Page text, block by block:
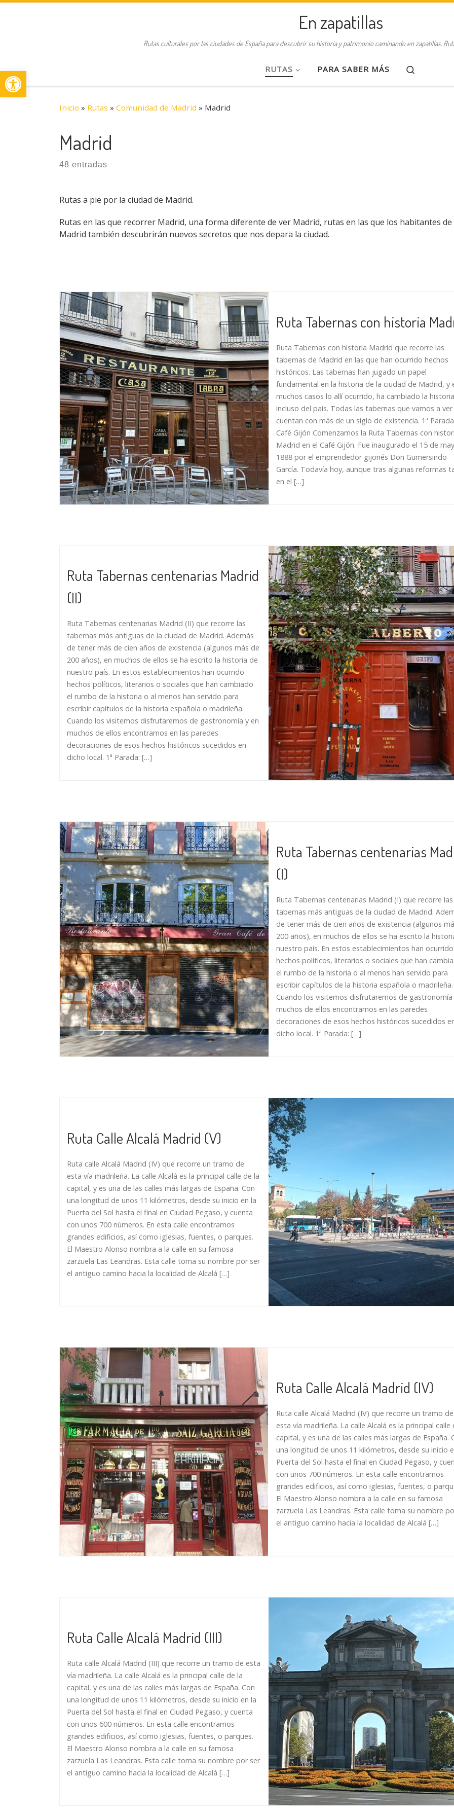
Abrir barra de herramientas
En zapatillas
Rutas culturales por las ciudades de España para descubrir su historia y patrimonio caminando en zapatillas.
RUTAS PARA SABER MÁS
Inicio » Rutas » Comunidad de Madrid » Madrid
Madrid
48 entradas
Rutas a pie por la ciudad de Madrid.
Rutas en las que recorrer Madrid, una forma diferente de ver Madrid, rutas en las que los habitantes de
Madrid también descubrirán nuevos secretos que nos depara la ciudad.
Ruta Tabernas con historia
Ruta Tabernas con historia Madrid que recorre las
tabernas de Madrid en las que han ocurrido hechos
históricos. Las tabernas han jugado un papel
fundamental en la historia de la ciudad de Madrid, y
muchos casos lo allí ocurrido, ha cambiado la historia
incluso del país. Todas las tabernas que vamos a ver
cuentan con más de un siglo de existencia. 1ª
Café Gijón Comenzamos la Ruta Tabernas con
Madrid en el Café Gijón. Fue inaugurado el 15 de
1888 por el emprendedor gijonés Don Gumersindo
García. Todavía hoy, aunque tras algunas reformas
en el […]
Ruta Tabernas centenarias Madrid
(II)
Ruta Tabernas centenarias Madrid (II) que recorre las
tabernas más antiguas de la ciudad de Madrid. Además
de tener más de cien años de existencia (algunos más de
200 años), en muchos de ellos se ha escrito la historia de
nuestro país. En estos establecimientos han ocurrido
hechos políticos, literarios o sociales que han cambiado
el rumbo de la historia o al menos han servido para
escribir capítulos de la historia española o madrileña.
Cuando los visitemos disfrutaremos de gastronomía y en
muchos de ellos encontramos en las paredes
decoraciones de esos hechos históricos sucedidos en
dicho local. 1ª Parada: […]
Ruta Tabernas centenarias
(I)
Ruta Tabernas centenarias Madrid (I) que recorre las
tabernas más antiguas de la ciudad de Madrid.
de tener más de cien años de existencia (algunos
200 años), en muchos de ellos se ha escrito la
nuestro país. En estos establecimientos han ocurrido
hechos políticos, literarios o sociales que han
el rumbo de la historia o al menos han servido para
escribir capítulos de la historia española o madrileña.
Cuando los visitemos disfrutaremos de gastronomía
muchos de ellos encontramos en las paredes
decoraciones de esos hechos históricos sucedidos
dicho local. 1ª Parada: […]
Ruta Calle Alcalá Madrid (V)
Ruta calle Alcalá Madrid (IV) que recorre un tramo de
esta vía madrileña. La calle Alcalá es la principal calle de la
capital, y es una de las calles más largas de España. Con
una longitud de unos 11 kilómetros, desde su inicio en la
Puerta del Sol hasta el final en Ciudad Pegaso, y cuenta
con unos 700 números. En esta calle encontramos
grandes edificios, así como iglesias, fuentes, o parques.
El Maestro Alonso nombra a la calle en su famosa
zarzuela Las Leandras. Esta calle toma su nombre por ser
el antiguo camino hacia la localidad de Alcalá […]
Ruta Calle Alcalá Madrid (IV)
Ruta calle Alcalá Madrid (IV) que recorre un tramo de
esta vía madrileña. La calle Alcalá es la principal calle
capital, y es una de las calles más largas de España.
una longitud de unos 11 kilómetros, desde su inicio
Puerta del Sol hasta el final en Ciudad Pegaso, y
con unos 700 números. En esta calle encontramos
grandes edificios, así como iglesias, fuentes, o
El Maestro Alonso nombra a la calle en su famosa
zarzuela Las Leandras. Esta calle toma su nombre
el antiguo camino hacia la localidad de Alcalá […]
Ruta Calle Alcalá Madrid (III)
Ruta calle Alcalá Madrid (III) que recorre un tramo de esta
vía madrileña. La calle Alcalá es la principal calle de la
capital, y es una de las calles más largas de España. Con
una longitud de unos 11 kilómetros, desde su inicio en la
Puerta del Sol hasta el final en Ciudad Pegaso, y cuenta
con unos 600 números. En esta calle encontramos
grandes edificios, así como iglesias, fuentes, o parques.
El Maestro Alonso nombra a la calle en su famosa
zarzuela Las Leandras. Esta calle toma su nombre por ser
el antiguo camino hacia la localidad de Alcalá […]